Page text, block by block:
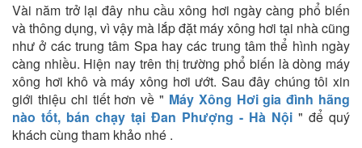
Vài năm trở lại đây nhu cầu xông hơi ngày càng phổ biến
và thông dụng, vì vậy mà lắp đặt máy xông hơi tại nhà cũng
như ở các trung tâm Spa hay các trung tâm thể hình ngày
càng nhiều. Hiện nay trên thị trường phổ biến là dòng máy
xông hơi khô và máy xông hơi ướt. Sau đây chúng tôi xin
giới thiệu chi tiết hơn về " Máy Xông Hơi gia đình hãng
nào tốt, bán chạy tại Đan Phượng - Hà Nội " để quý
khách cùng tham khảo nhé .